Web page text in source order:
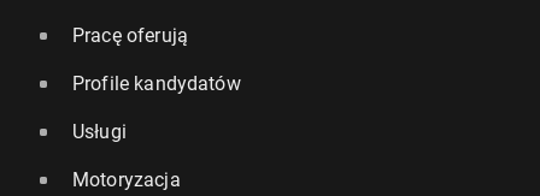
Pracę oferują
Profile kandydatów
Usługi
Motoryzacja